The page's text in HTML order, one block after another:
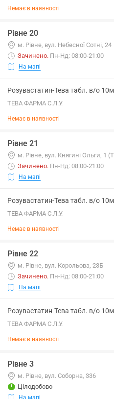
Немає в наявності
Рівне 20
м. Рівне, вул. Небесної Сотні, 24
Зачинено. Пн-Нд: 08:00-21:00
На мапі
Розувастатин-Тева табл. в/о
ТЕВА ФАРМА С.Л.У.
Немає в наявності
Рівне 21
м. Рівне, вул. Княгині Ольги, 1
Зачинено. Пн-Нд: 08:00-21:00
На мапі
Розувастатин-Тева табл. в/о
ТЕВА ФАРМА С.Л.У.
Немає в наявності
Рівне 22
м. Рівне, вул. Корольова, 23Б
Зачинено. Пн-Нд: 08:00-21:00
На мапі
Розувастатин-Тева табл. в/о
ТЕВА ФАРМА С.Л.У.
Немає в наявності
Рівне 3
м. Рівне, вул. Соборна, 336
Цілодобово
На мапі